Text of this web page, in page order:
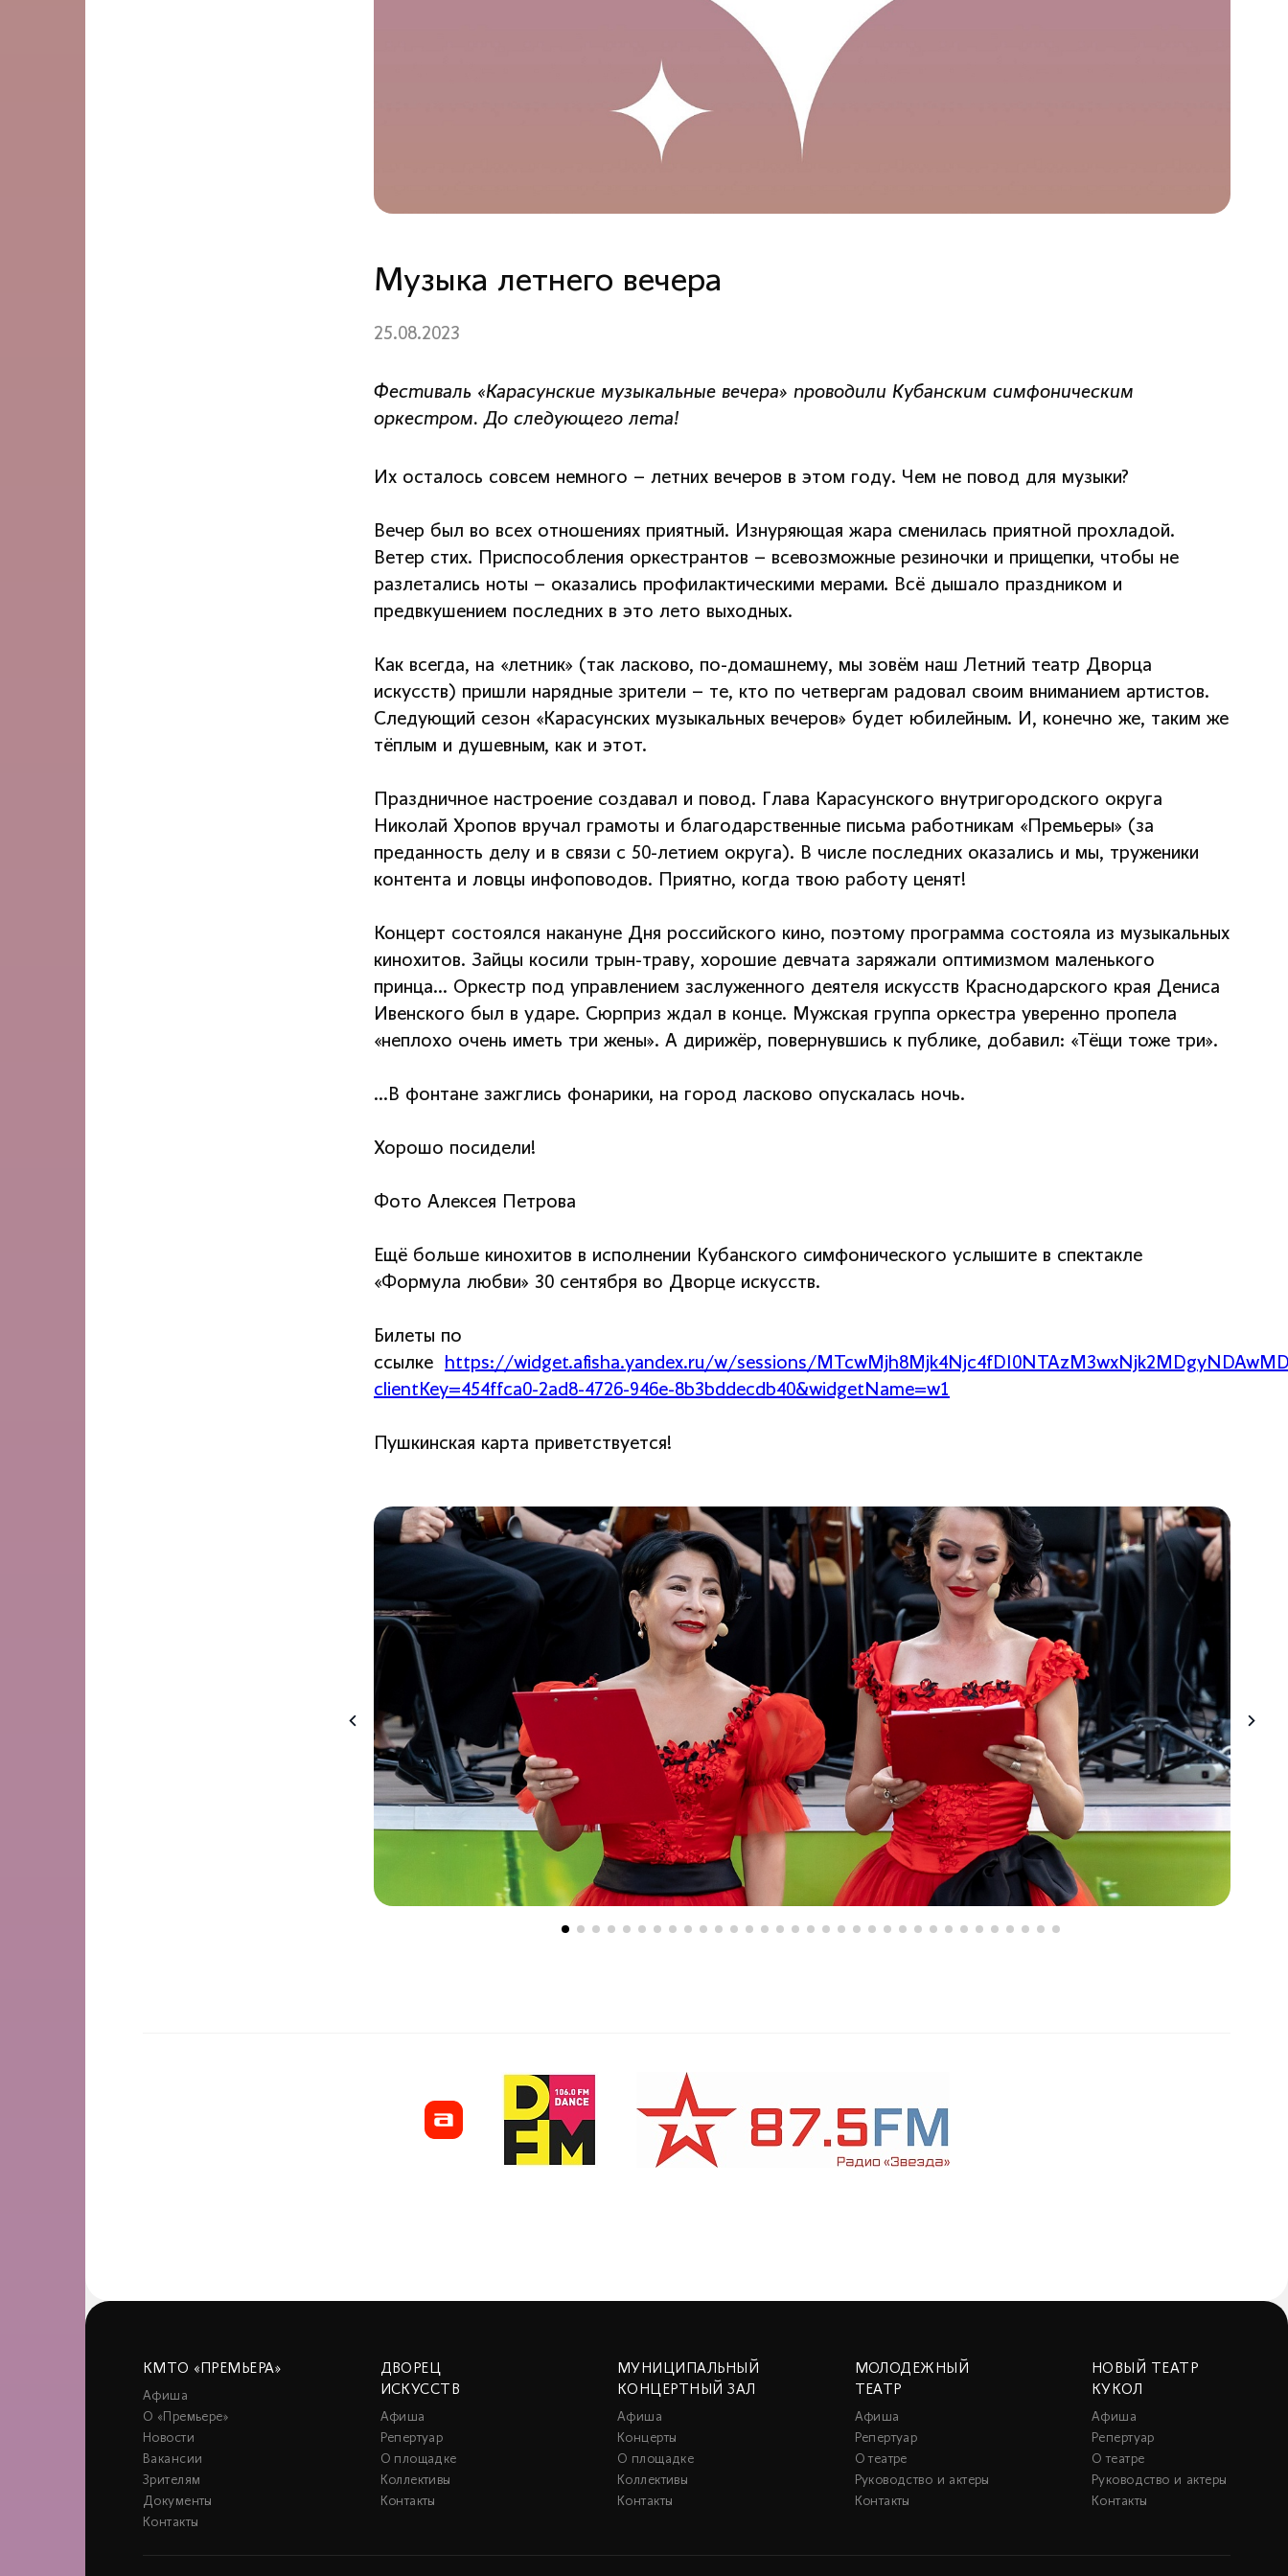
Музыка летнего вечера
25.08.2023
Фестиваль «Карасунские музыкальные вечера» проводили Кубанским симфоническим
оркестром. До следующего лета!
Их осталось совсем немного – летних вечеров в этом году. Чем не повод для музыки?
Вечер был во всех отношениях приятный. Изнуряющая жара сменилась приятной прохладой.
Ветер стих. Приспособления оркестрантов – всевозможные резиночки и прищепки, чтобы не
разлетались ноты – оказались профилактическими мерами. Всё дышало праздником и
предвкушением последних в это лето выходных.
Как всегда, на «летник» (так ласково, по-домашнему, мы зовём наш Летний театр Дворца
искусств) пришли нарядные зрители – те, кто по четвергам радовал своим вниманием артистов.
Следующий сезон «Карасунских музыкальных вечеров» будет юбилейным. И, конечно же, таким же
тёплым и душевным, как и этот.
Праздничное настроение создавал и повод. Глава Карасунского внутригородского округа
Николай Хропов вручал грамоты и благодарственные письма работникам «Премьеры» (за
преданность делу и в связи с 50-летием округа). В числе последних оказались и мы, труженики
контента и ловцы инфоповодов. Приятно, когда твою работу ценят!
Концерт состоялся накануне Дня российского кино, поэтому программа состояла из музыкальных
кинохитов. Зайцы косили трын-траву, хорошие девчата заряжали оптимизмом маленького
принца… Оркестр под управлением заслуженного деятеля искусств Краснодарского края Дениса
Ивенского был в ударе. Сюрприз ждал в конце. Мужская группа оркестра уверенно пропела
«неплохо очень иметь три жены». А дирижёр, повернувшись к публике, добавил: «Тёщи тоже три».
…В фонтане зажглись фонарики, на город ласково опускалась ночь.
Хорошо посидели!
Фото Алексея Петрова
Ещё больше кинохитов в исполнении Кубанского симфонического услышите в спектакле
«Формула любви» 30 сентября во Дворце искусств.
Билеты по
ссылке https://widget.afisha.yandex.ru/w/sessions/
clientKey=454ffca0-2ad8-4726-946e-8b3bddecdb40&widgetName=w1
Пушкинская карта приветствуется!
КМТО «ПРЕМЬЕРА»
Афиша
О «Премьере»
Новости
Вакансии
Зрителям
Документы
Контакты
ДВОРЕЦ
ИСКУССТВ
Афиша
Репертуар
О площадке
Коллективы
Контакты
МУНИЦИПАЛЬНЫЙ
КОНЦЕРТНЫЙ ЗАЛ
Афиша
Концерты
О площадке
Коллективы
Контакты
МОЛОДЕЖНЫЙ
ТЕАТР
Афиша
Репертуар
О театре
Руководство и актеры
Контакты
НОВЫЙ ТЕАТР
КУКОЛ
Афиша
Репертуар
О театре
Руководство и актеры
Контакты